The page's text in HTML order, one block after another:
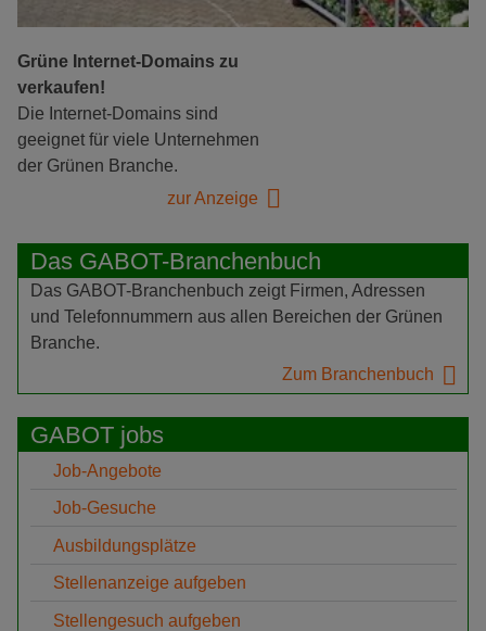
Grüne Internet-Domains zu
verkaufen!
Die Internet-Domains sind
geeignet für viele Unternehmen
der Grünen Branche.
zur Anzeige
Das GABOT-Branchenbuch
Das GABOT-Branchenbuch zeigt Firmen, Adressen
und Telefonnummern aus allen Bereichen der Grünen
Branche.
Zum Branchenbuch
GABOT jobs
Job-Angebote
Job-Gesuche
Ausbildungsplätze
Stellenanzeige aufgeben
Stellengesuch aufgeben